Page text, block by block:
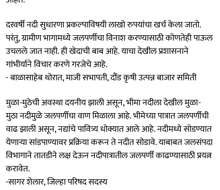
दरवर्षी नदी सुधारणा प्रकल्पाविषयी लाखो रुपयांचा खर्च केला जातो.
परंतु, ग्रामीण भागामध्ये जलपर्णीचा विनाश करण्यासाठी कोणतेही पाऊल
उचलले जात नाही. ही खेदाची बाब आहे. याचा देखील प्रशासनाने
गांभीर्याने विचार करणे गरजेचे आहे.
- बाळासाहेब थोरात, माजी सभापती, दौंड कृषी उत्पन्न बाजार समिती
मुळा-मुठेची अवस्था दयनीय झाली असून, भीमा नदीला देखील मुळा-
मुठा नदीमुळे जलपर्णीचा वाण मिळाला आहे. भीमेच्या पात्रात जलपर्णीची
वाढ झाली असून, नद्यांचे पावित्र्य धोक्यात आले आहे. नदीमध्ये सोडण्यात
येणाऱ्या सांडपाण्यावर प्रक्रिया करून ते नदीत सोडावे. याबाबत जलसंपदा
विभागाने तातडीने लक्ष देऊन नदीपात्रातील जलपर्णी काढण्यासाठी प्रयत्न
करावेत.
-सागर शेलार, जिल्हा परिषद सदस्य